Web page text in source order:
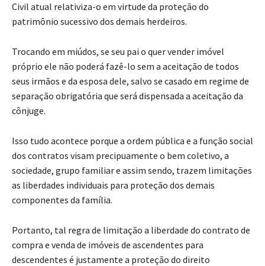
Civil atual relativiza-o em virtude da proteção do
patrimônio sucessivo dos demais herdeiros.
Trocando em miúdos, se seu pai o quer vender imóvel
próprio ele não poderá fazê-lo sem a aceitação de todos
seus irmãos e da esposa dele, salvo se casado em regime de
separação obrigatória que será dispensada a aceitação da
cônjuge.
Isso tudo acontece porque a ordem pública e a função social
dos contratos visam precipuamente o bem coletivo, a
sociedade, grupo familiar e assim sendo, trazem limitações
as liberdades individuais para proteção dos demais
componentes da família.
Portanto, tal regra de limitação a liberdade do contrato de
compra e venda de imóveis de ascendentes para
descendentes é justamente a proteção do direito